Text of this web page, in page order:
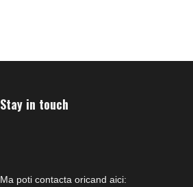
Stay in touch
Ma poti contacta oricand aici: